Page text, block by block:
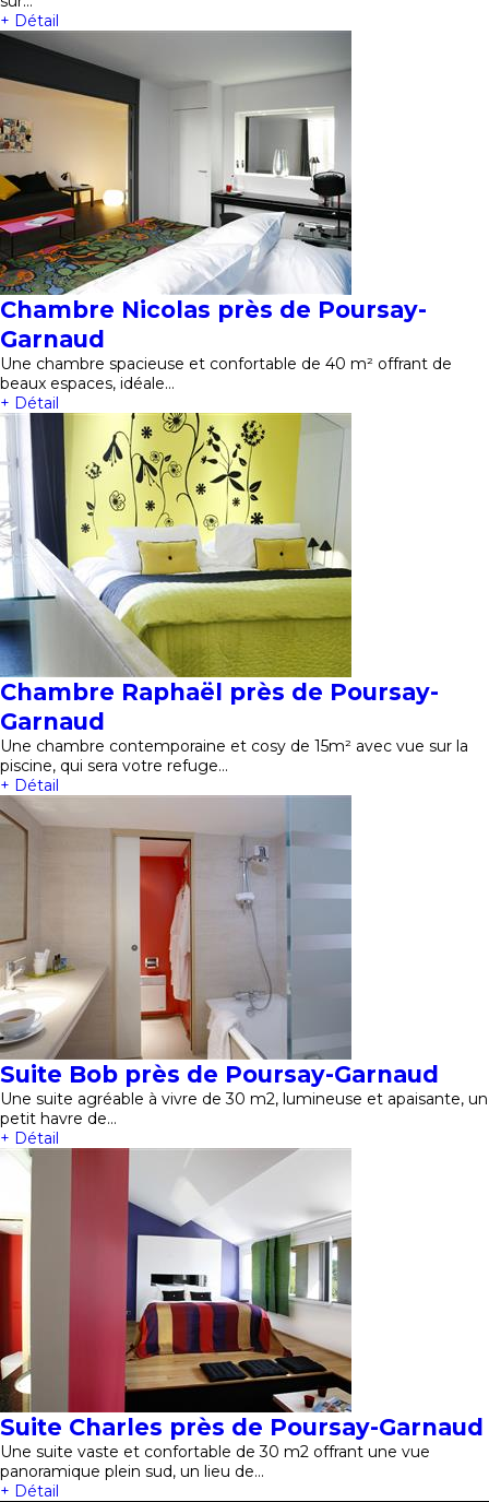
+ Détail
Chambre Nicolas près de Poursay-
Garnaud
Une chambre spacieuse et confortable de 40 m² offrant de
beaux espaces, idéale…
+ Détail
Chambre Raphaël près de Poursay-
Garnaud
Une chambre contemporaine et cosy de 15m² avec vue sur la
piscine, qui sera votre refuge…
+ Détail
Suite Bob près de Poursay-Garnaud
Une suite agréable à vivre de 30 m2, lumineuse et apaisante, un
petit havre de…
+ Détail
Suite Charles près de Poursay-Garnaud
Une suite vaste et confortable de 30 m2 offrant une vue
panoramique plein sud, un lieu de…
+ Détail